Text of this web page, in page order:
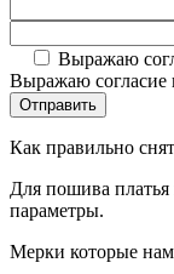
Выражаю
Выражаю согласие
Как правильно
Для пошива
параметры.
Мерки которые